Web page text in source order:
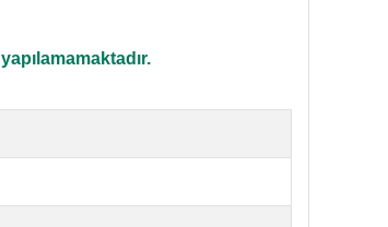
yapılamamaktadır.